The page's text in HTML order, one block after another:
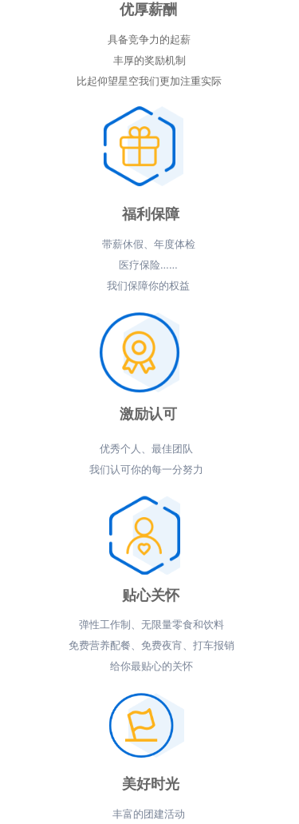
优厚薪酬
贴心关怀
福利保障
美好时光
激励认可
具备竞争力的起薪
丰厚的奖励机制
比起仰望星空我们更加注重实际
弹性工作制、无限量零食和饮料
免费营养配餐、免费夜宵、打车报销
给你最贴心的关怀
带薪休假、年度体检
医疗保险……
我们保障你的权益
丰富的团建活动
优秀个人、最佳团队
我们认可你的每一分努力